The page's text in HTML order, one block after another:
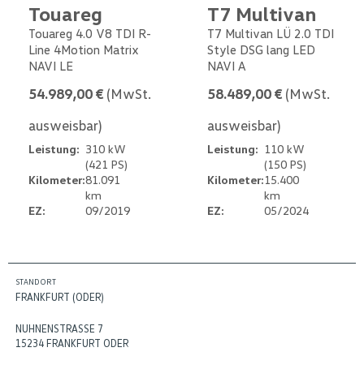
Touareg
Touareg 4.0 V8 TDI R-
Line 4Motion Matrix
NAVI LE
54.989,00 € (MwSt.
ausweisbar)
Leistung: 310 kW
(421 PS)
Kilometer:81.091
km
EZ:
09/2019
T7 Multivan
T7 Multivan LÜ 2.0 TDI
Style DSG lang LED
NAVI A
58.489,00 € (MwSt.
ausweisbar)
Leistung: 110 kW
(150 PS)
Kilometer:15.400
km
EZ:
05/2024
STANDORT
FRANKFURT (ODER)
NUHNENSTRASSE 7
15234 FRANKFURT ODER